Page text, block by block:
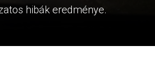
hibák eredménye.